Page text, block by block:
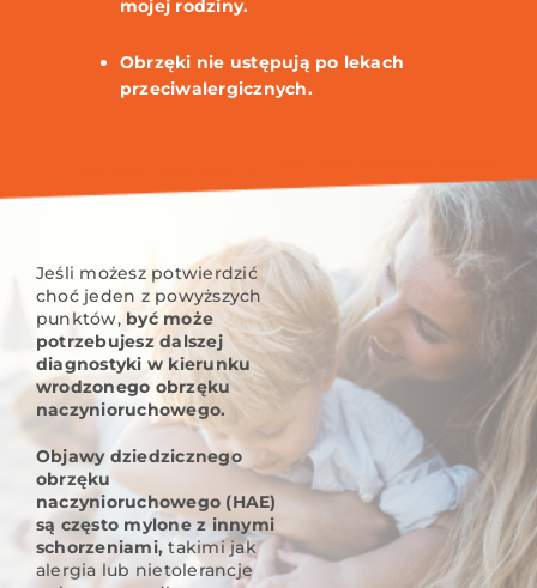
mojej rodziny.
Obrzęki nie ustępują po lekach
przeciwalergicznych.
Jeśli możesz potwierdzić
choć jeden z powyższych
punktów, być może
potrzebujesz dalszej
diagnostyki w kierunku
wrodzonego obrzęku
naczynioruchowego.
Objawy dziedzicznego
obrzęku
naczynioruchowego (HAE)
są często mylone z innymi
schorzeniami, takimi jak
alergia lub nietolerancje